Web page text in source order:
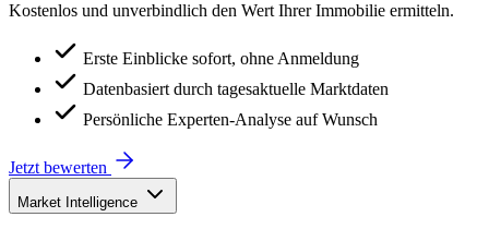
Kostenlos und unverbindlich den Wert Ihrer Immobilie ermitteln.
Erste Einblicke sofort, ohne Anmeldung
Datenbasiert durch tagesaktuelle Marktdaten
Persönliche Experten-Analyse auf Wunsch
Jetzt bewerten
Market Intelligence